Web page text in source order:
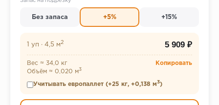
Без запаса +5% +15%
1 уп · 4,5 м 2 5 909 ₽
Вес ≈ 34,0 кг
Объём ≈ 0,020 м3
Копировать
Учитывать европаллет (+25 кг, +0,138 м3)